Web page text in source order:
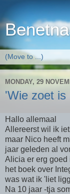
MONDAY, 29
'Wie zoet
Hallo allemaal
Allereerst wil ik
maar Nico heeft
jaar geleden al
Alicia er erg goed
het boek over
was wat ik 'liet
Na 10 jaar -tja